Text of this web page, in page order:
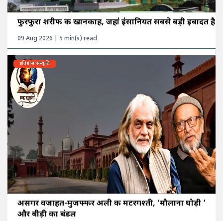
फुरफुरा शरीफ की खानकाह, जहां इंसानियत सबसे बड़ी इबादत है
09 Aug 2026 | 5 min(s) read
इतिहास-संस्कृति
असगर वजाहत-मुजफ्फर अली की मटरगश्ती, ‘मौलाना घोड़ी ’
और बीड़ी का बंडल